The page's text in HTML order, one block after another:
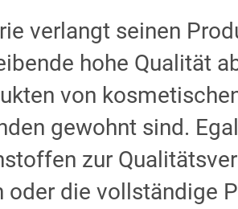
verlangt seinen
hohe Qualität
von
gewohnt sind.
zur
die vollständige